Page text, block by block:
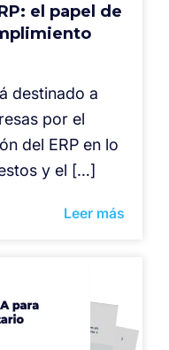
el papel de
destinado a
por el
del ERP en lo
y el […]
Leer más